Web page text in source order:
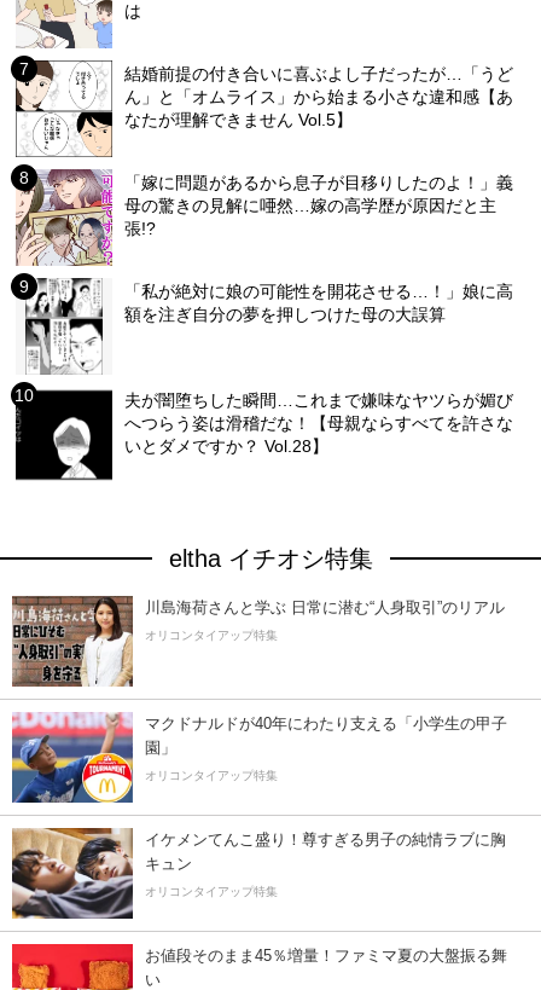
は
結婚前提の付き合いに喜ぶよし子だったが…「うど
ん」と「オムライス」から始まる小さな違和感【あ
なたが理解できません Vol.5】
「嫁に問題があるから息子が目移りしたのよ！」義
母の驚きの見解に唖然…嫁の高学歴が原因だと主
張!?
「私が絶対に娘の可能性を開花させる…！」娘に高
額を注ぎ自分の夢を押しつけた母の大誤算
夫が闇堕ちした瞬間…これまで嫌味なヤツらが媚び
へつらう姿は滑稽だな！【母親ならすべてを許さな
いとダメですか？ Vol.28】
eltha イチオシ特集
川島海荷さんと学ぶ 日常に潜む“人身取引”のリアル
オリコンタイアップ特集
マクドナルドが40年にわたり支える「小学生の甲子
園」
オリコンタイアップ特集
イケメンてんこ盛り！尊すぎる男子の純情ラブに胸
キュン
オリコンタイアップ特集
お値段そのまま45％増量！ファミマ夏の大盤振る舞
い